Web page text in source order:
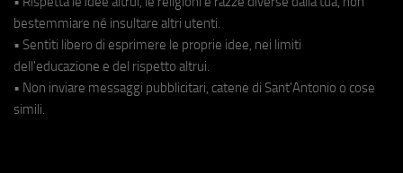
bestemmiare né insultare altri utenti.
• Sentiti libero di esprimere le proprie idee, nei limiti
dell'educazione e del rispetto altrui.
• Non inviare messaggi pubblicitari, catene di Sant'Antonio o cose
simili.